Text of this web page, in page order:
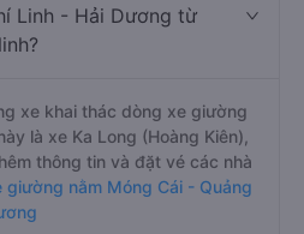
Linh - Hải Dương từ
xe khai thác dòng xe giường
là xe Ka Long (Hoàng Kiên),
thông tin và đặt vé các nhà
giường nằm Móng Cái - Quảng